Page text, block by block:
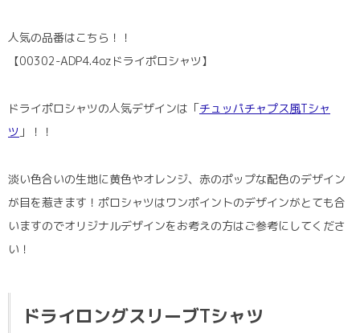
人気の品番はこちら！！
【00302-ADP4.4ozドライポロシャツ】
ドライポロシャツの人気デザインは「チュッパチャプス風Tシャ
ツ 」！！
淡い色合いの生地に黄色やオレンジ、赤のポップな配色のデザイン
が目を惹きます！ポロシャツはワンポイントのデザインがとても合
いますのでオリジナルデザインをお考えの方はご参考にしてくださ
い！
ドライロングスリーブTシャツ